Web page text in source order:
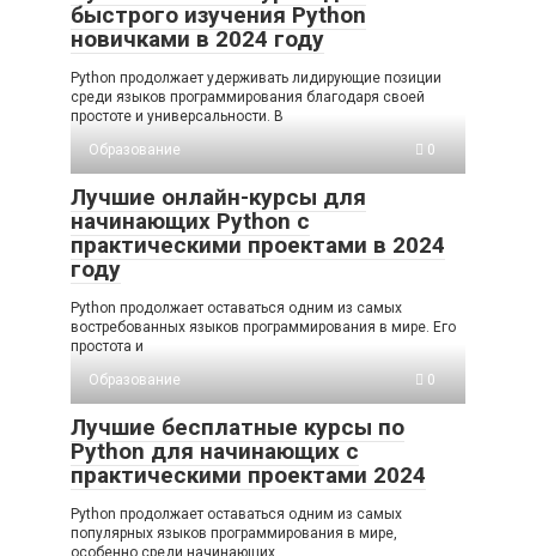
быстрого изучения Python
новичками в 2024 году
Python продолжает удерживать лидирующие позиции
среди языков программирования благодаря своей
простоте и универсальности. В
Образование
0
Лучшие онлайн-курсы для
начинающих Python с
практическими проектами в 2024
году
Python продолжает оставаться одним из самых
востребованных языков программирования в мире. Его
простота и
Образование
0
Лучшие бесплатные курсы по
Python для начинающих с
практическими проектами 2024
Python продолжает оставаться одним из самых
популярных языков программирования в мире,